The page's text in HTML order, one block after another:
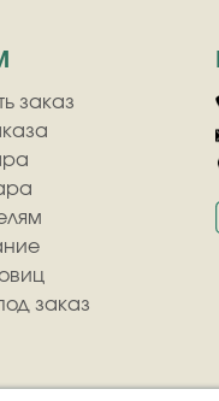
заказ
заказ